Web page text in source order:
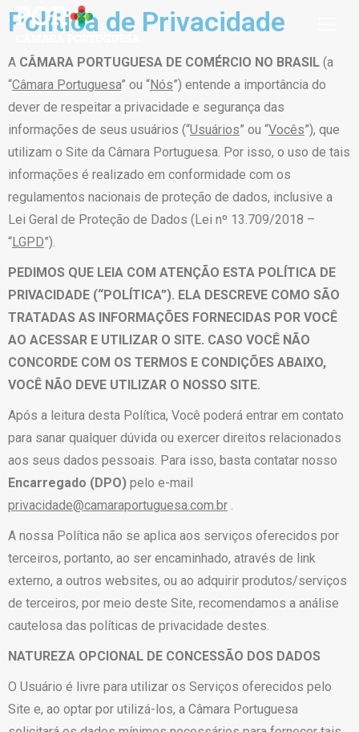
Política de Privacidade
A CÂMARA PORTUGUESA DE COMÉRCIO NO BRASIL (a
“Câmara Portuguesa” ou “Nós”) entende a importância do
dever de respeitar a privacidade e segurança das
informações de seus usuários (“Usuários” ou “Vocês”), que
utilizam o Site da Câmara Portuguesa. Por isso, o uso de tais
informações é realizado em conformidade com os
regulamentos nacionais de proteção de dados, inclusive a
Lei Geral de Proteção de Dados (Lei nº 13.709/2018 –
“LGPD”).
PEDIMOS QUE LEIA COM ATENÇÃO ESTA POLÍTICA DE
PRIVACIDADE (“POLÍTICA”). ELA DESCREVE COMO SÃO
TRATADAS AS INFORMAÇÕES FORNECIDAS POR VOCÊ
AO ACESSAR E UTILIZAR O SITE. CASO VOCÊ NÃO
CONCORDE COM OS TERMOS E CONDIÇÕES ABAIXO,
VOCÊ NÃO DEVE UTILIZAR O NOSSO SITE.
Após a leitura desta Política, Você poderá entrar em contato
para sanar qualquer dúvida ou exercer direitos relacionados
aos seus dados pessoais. Para isso, basta contatar nosso
Encarregado (DPO) pelo e-mail
privacidade@camaraportuguesa.com.br .
A nossa Política não se aplica aos serviços oferecidos por
terceiros, portanto, ao ser encaminhado, através de link
externo, a outros websites, ou ao adquirir produtos/serviços
de terceiros, por meio deste Site, recomendamos a análise
cautelosa das políticas de privacidade destes.
NATUREZA OPCIONAL DE CONCESSÃO DOS DADOS
O Usuário é livre para utilizar os Serviços oferecidos pelo
Site e, ao optar por utilizá-los, a Câmara Portuguesa